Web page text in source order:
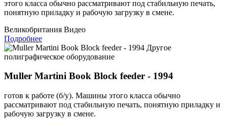
этого класса обычно рассматривают под стабильную печать,
понятную приладку и рабочую загрузку в смене.
Великобритания Видео
Подробнее
Другое
полиграфическое оборудование
Muller Martini Book Block feeder - 1994
готов к работе (б/у). Машины этого класса обычно
рассматривают под стабильную печать, понятную приладку и
рабочую загрузку в смене.